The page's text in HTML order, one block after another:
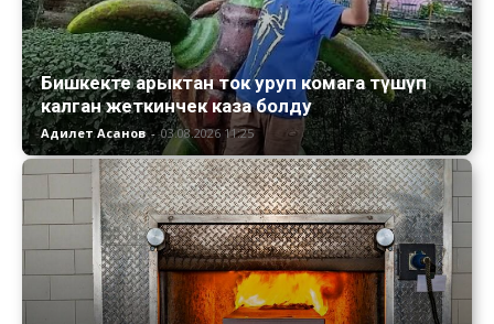
Бишкекте арыктан ток уруп комага түшүп
калган жеткинчек каза болду
Адилет Асанов - 03.08.2026 11:25